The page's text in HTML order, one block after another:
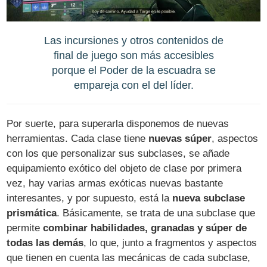
Las incursiones y otros contenidos de
final de juego son más accesibles
porque el Poder de la escuadra se
empareja con el del líder.
Por suerte, para superarla disponemos de nuevas
herramientas. Cada clase tiene nuevas súper, aspectos
con los que personalizar sus subclases, se añade
equipamiento exótico del objeto de clase por primera
vez, hay varias armas exóticas nuevas bastante
interesantes, y por supuesto, está la nueva subclase
prismática. Básicamente, se trata de una subclase que
permitecombinar habilidades, granadas y súper de
todas las demás, lo que, junto a fragmentos y aspectos
que tienen en cuenta las mecánicas de cada subclase,